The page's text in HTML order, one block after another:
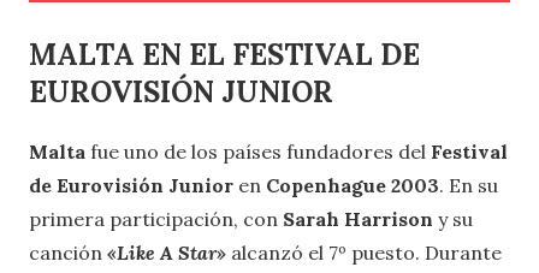
MALTA EN EL FESTIVAL DE
EUROVISIÓN JUNIOR
Malta fue uno de los países fundadores del Festival
de Eurovisión Junior en Copenhague 2003. En su
primera participación, con Sarah Harrison y su
canción «Like A Star» alcanzó el 7º puesto. Durante